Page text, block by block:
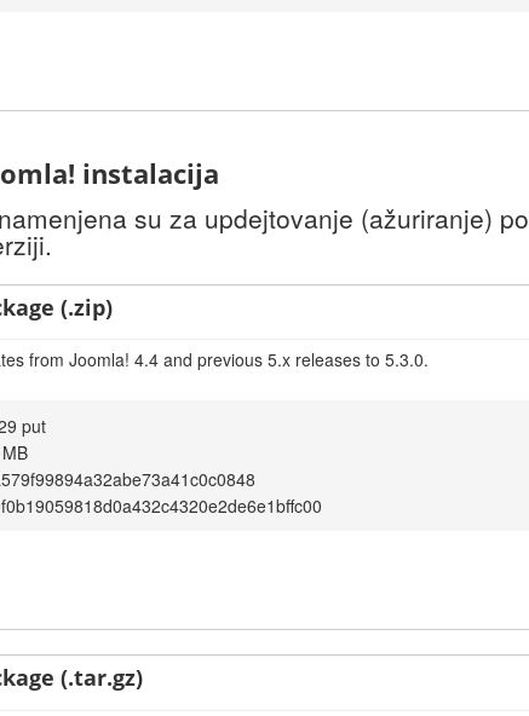
instalacija
su za updejtovanje (ažuriranje)
(.zip)
from Joomla! 4.4 and previous 5.x releases to 5.3.0.
put
(.tar.gz)